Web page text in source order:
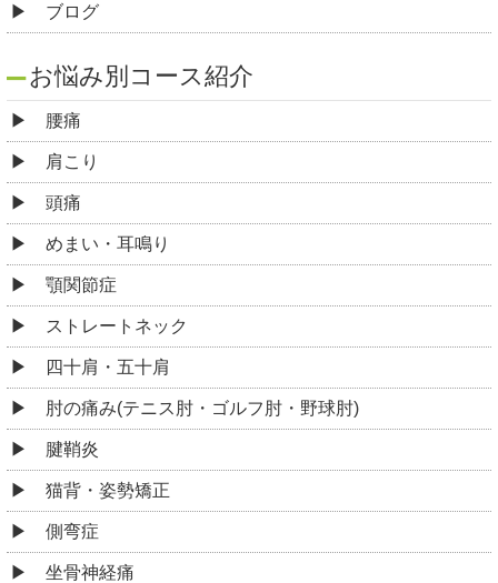
ブログ
お悩み別コース紹介
腰痛
肩こり
頭痛
めまい・耳鳴り
顎関節症
ストレートネック
四十肩・五十肩
肘の痛み(テニス肘・ゴルフ肘・野球肘)
腱鞘炎
猫背・姿勢矯正
側弯症
坐骨神経痛